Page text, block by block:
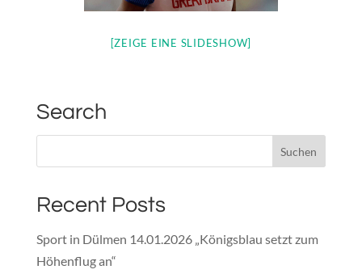
[ZEIGE EINE SLIDESHOW]
Search
Recent Posts
Sport in Dülmen 14.01.2026 „Königsblau setzt zum
Höhenflug an“